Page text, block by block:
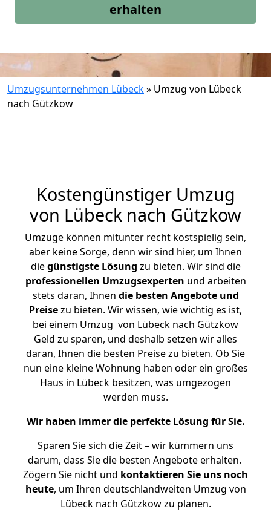
erhalten
Umzugsunternehmen Lübeck» Umzug von Lübeck
nach Gützkow
Kostengünstiger Umzug
von Lübeck nach Gützkow
Umzüge können mitunter recht kostspielig sein,
aber keine Sorge, denn wir sind hier, um Ihnen
diegünstigste Lösung zu bieten. Wir sind die
professionellen Umzugsexperten und arbeiten
stets daran, Ihnen die besten Angebote und
Preisezu bieten. Wir wissen, wie wichtig es ist,
bei einem Umzug von Lübeck nach Gützkow
Geld zu sparen, und deshalb setzen wir alles
daran, Ihnen die besten Preise zu bieten. Ob Sie
nun eine kleine Wohnung haben oder ein großes
Haus in Lübeck besitzen, was umgezogen
werden muss.
Wir haben immer die perfekte Lösung für Sie.
Sparen Sie sich die Zeit – wir kümmern uns
darum, dass Sie die besten Angebote erhalten.
Zögern Sie nicht und kontaktieren Sie uns noch
heute, um Ihren deutschlandweiten Umzug von
Lübeck nach Gützkow zu planen.